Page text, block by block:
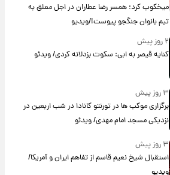
میخکوب کرد؛ همسر رضا عطاران در اجل معلق به
تیم بانوان جنگجو پیوست!/ویدیو
۲ روز پیش
کنایه قیصر به ابی: سکوت بزدلانه کردی/ ویدئو
۳ روز پیش
برگزاری موکب ها در تورنتو کانادا در شب اربعین در
نزدیکی مسجد امام مهدی/ ویدئو
۳ روز پیش
استقبال شیخ نعیم قاسم از تفاهم ایران و آمریکا/
ویدیو